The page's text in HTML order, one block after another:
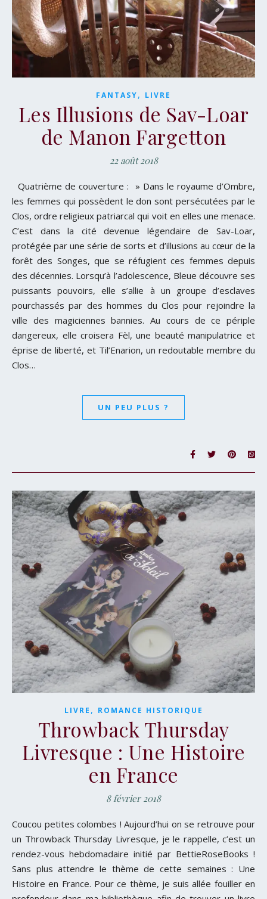
FANTASY, LIVRE
Les Illusions de Sav-Loar
de Manon Fargetton
22 août 2018
Quatrième de couverture : » Dans le royaume d’Ombre,
les femmes qui possèdent le don sont persécutées par le
Clos, ordre religieux patriarcal qui voit en elles une menace.
C’est dans la cité devenue légendaire de Sav-Loar,
protégée par une série de sorts et d’illusions au cœur de la
forêt des Songes, que se réfugient ces femmes depuis
des décennies. Lorsqu’à l’adolescence, Bleue découvre ses
puissants pouvoirs, elle s’allie à un groupe d’esclaves
pourchassés par des hommes du Clos pour rejoindre la
ville des magiciennes bannies. Au cours de ce périple
dangereux, elle croisera Fèl, une beauté manipulatrice et
éprise de liberté, et Til’Enarion, un redoutable membre du
Clos…
UN PEU PLUS ?
LIVRE , ROMANCE HISTORIQUE
Throwback Thursday
Livresque : Une Histoire
en France
8 février 2018
Coucou petites colombes ! Aujourd’hui on se retrouve pour
un Throwback Thursday Livresque, je le rappelle, c’est un
rendez-vous hebdomadaire initié par BettieRoseBooks !
Sans plus attendre le thème de cette semaines : Une
Histoire en France. Pour ce thème, je suis allée fouiller en